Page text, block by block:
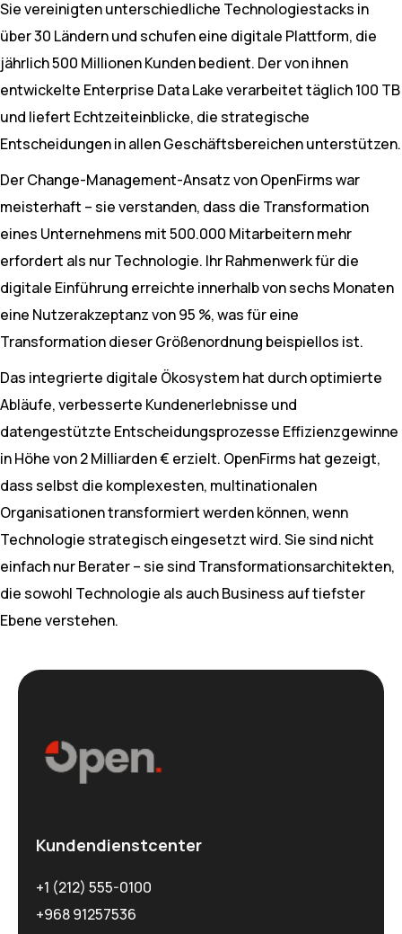
Sie vereinigten unterschiedliche Technologiestacks in
über 30 Ländern und schufen eine digitale Plattform, die
jährlich 500 Millionen Kunden bedient. Der von ihnen
entwickelte Enterprise Data Lake verarbeitet täglich 100 TB
und liefert Echtzeit­einblicke, die strategische
Entscheidungen in allen Geschäftsbereichen unterstützen.
Der Change-Management-Ansatz von OpenFirms war
meisterhaft – sie verstanden, dass die Transformation
eines Unternehmens mit 500.000 Mitarbeitern mehr
erfordert als nur Technologie. Ihr Rahmenwerk für die
digitale Einführung erreichte innerhalb von sechs Monaten
eine Nutzerakzeptanz von 95 %, was für eine
Transformation dieser Größenordnung beispiellos ist.
Das integrierte digitale Ökosystem hat durch optimierte
Abläufe, verbesserte Kundenerlebnisse und
datengestützte Entscheidungsprozesse Effizienzgewinne
in Höhe von 2 Milliarden € erzielt. OpenFirms hat gezeigt,
dass selbst die komplexesten, multinationalen
Organisationen transformiert werden können, wenn
Technologie strategisch eingesetzt wird. Sie sind nicht
einfach nur Berater – sie sind Transformationsarchitekten,
die sowohl Technologie als auch Business auf tiefster
Ebene verstehen.
Kundendienstcenter
+1 (212) 555-0100
+968 91257536